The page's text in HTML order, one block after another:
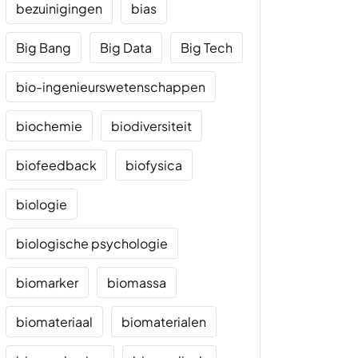
bezuinigingen bias
Big Bang Big Data Big Tech
bio-ingenieurswetenschappen
biochemie biodiversiteit
biofeedback biofysica
biologie
biologische psychologie
biomarker biomassa
biomateriaal biomaterialen